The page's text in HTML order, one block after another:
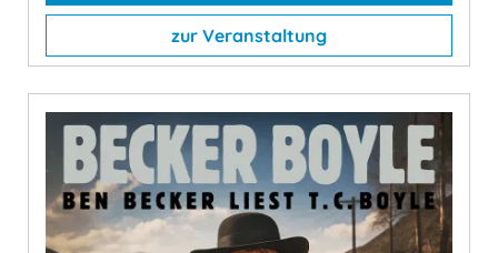
zur Veranstaltung